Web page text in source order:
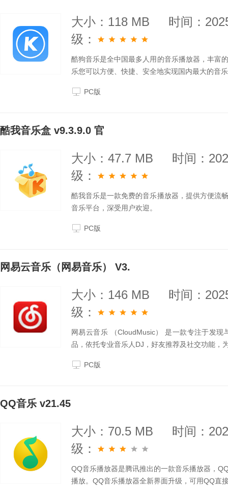
大小：118 MB
时间：
级：
酷狗音乐是全中国最多人用的音乐播放器，丰富
乐您可以方便、快捷、安全地实现国内最大的音
PC版
酷我音乐盒 v9.3.9.0 官
大小：47.7 MB
时间：
级：
酷我音乐是一款免费的音乐播放器，提供方便流
音乐平台，深受用户欢迎。
PC版
网易云音乐（网易音乐） V3.
大小：146 MB
时间：
级：
网易云音乐 （CloudMusic） 是一款专注于发
品，依托专业音乐人DJ，好友推荐及社交功能，
PC版
QQ音乐 v21.45
大小：70.5 MB
时间：
级：
QQ音乐播放器是腾讯推出的一款音乐播放器，
播放。QQ音乐播放器全新界面升级，可用QQ直